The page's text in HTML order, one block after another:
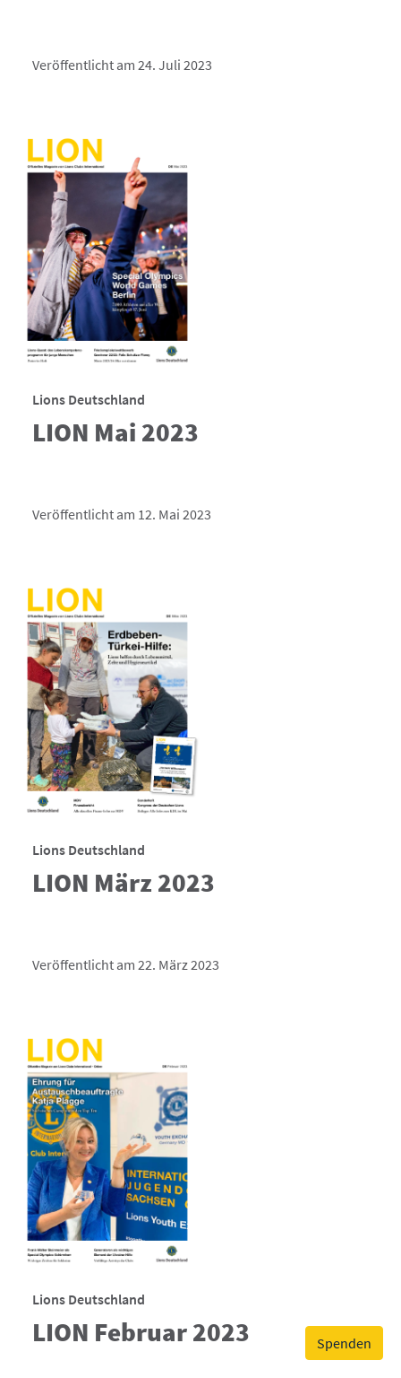
Spenden
Veröffentlicht am 24. Juli 2023
Lions Deutschland
LION Mai 2023
Veröffentlicht am 12. Mai 2023
Lions Deutschland
LION März 2023
Veröffentlicht am 22. März 2023
Lions Deutschland
LION Februar 2023